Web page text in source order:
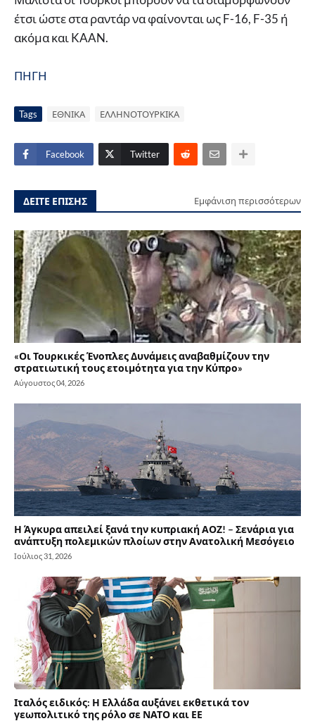
έτσι ώστε στα ραντάρ να φαίνονται ως F-16, F-35 ή
ακόμα και KAAN.
ΠΗΓΗ
Tags ΕΘΝΙΚΑ ΕΛΛΗΝΟΤΟΥΡΚΙΚΑ
Facebook Twitter
ΔΕΙΤΕ ΕΠΙΣΗΣ Εμφάνιση περισσότερων
«Οι Τουρκικές Ένοπλες Δυνάμεις αναβαθμίζουν την
στρατιωτική τους ετοιμότητα για την Κύπρο»
Αύγουστος 04, 2026
Η Άγκυρα απειλεί ξανά την κυπριακή ΑΟΖ! – Σενάρια για
ανάπτυξη πολεμικών πλοίων στην Ανατολική Μεσόγειο
Ιούλιος 31, 2026
Ιταλός ειδικός: Η Ελλάδα αυξάνει εκθετικά τον
γεωπολιτικό της ρόλο σε ΝΑΤΟ και ΕΕ